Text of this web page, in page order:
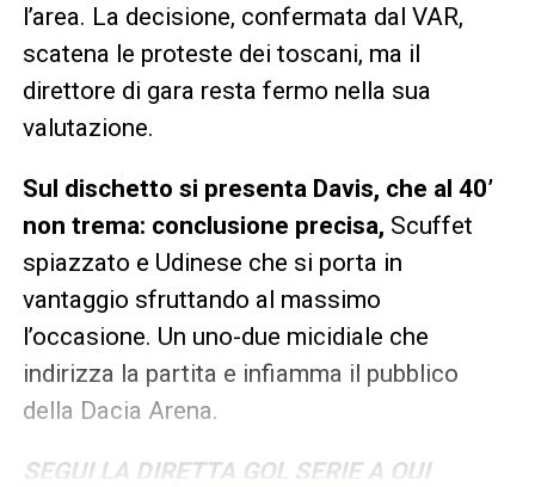
l’area. La decisione, confermata dal VAR,
scatena le proteste dei toscani, ma il
direttore di gara resta fermo nella sua
valutazione.
Sul dischetto si presenta Davis, che al 40’
non trema: conclusione precisa, Scuffet
spiazzato e Udinese che si porta in
vantaggio sfruttando al massimo
l’occasione. Un uno-due micidiale che
indirizza la partita e infiamma il pubblico
della Dacia Arena.
SEGUI LA DIRETTA GOL SERIE A QUI